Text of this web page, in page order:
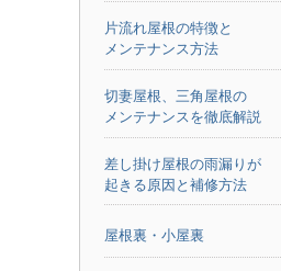
片流れ屋根の特徴と
メンテナンス方法
切妻屋根、三角屋根の
メンテナンスを徹底解説
差し掛け屋根の雨漏りが
起きる原因と補修方法
屋根裏・小屋裏